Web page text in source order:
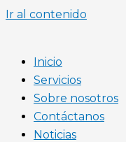
Ir al contenido
Inicio
Servicios
Sobre nosotros
Contáctanos
Noticias